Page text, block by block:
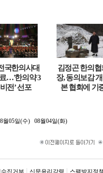
국한의사대
…'한의약 3
전’ 선포
김정곤 한의협
장, 동의보감
본 협회에 기
월05일(수) 08월04일(화)
집거부 신문윤리강령 스팸방지정